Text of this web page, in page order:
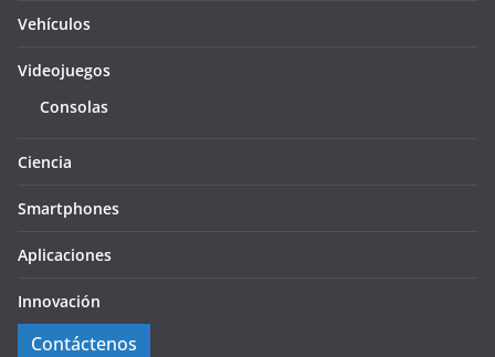
Vehículos
Videojuegos
Consolas
Ciencia
Smartphones
Aplicaciones
Innovación
Contáctenos